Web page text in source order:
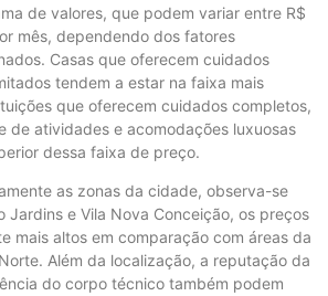
de valores, que podem variar entre R$
mês, dependendo dos fatores
Casas que oferecem cuidados
tendem a estar na faixa mais
que oferecem cuidados completos,
de atividades e acomodações luxuosas
dessa faixa de preço.
as zonas da cidade, observa-se
Jardins e Vila Nova Conceição, os preços
mais altos em comparação com áreas da
Além da localização, a reputação da
do corpo técnico também podem